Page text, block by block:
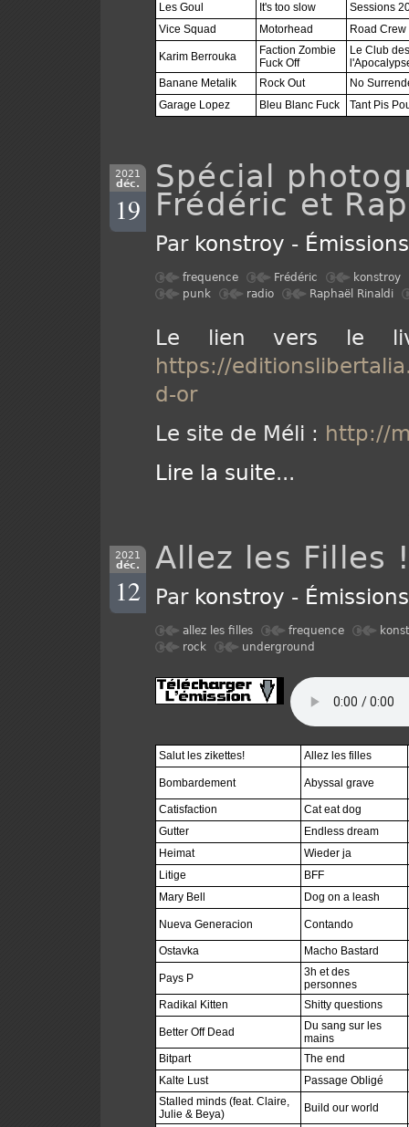
Les Goul It's too slow
Sessions
Vice Squad
Motorhead Road Crew
Karim Berrouka
Faction Zombie
Fuck Off
Le Club
Banane Metalik
Rock Out
No
Garage Lopez
Bleu Blanc Fuck Tant Pis
2021
déc.
19
Spécial
Frédéric et
Par konstroy -
frequence Frédéric
konstroy
punk
radio Raphaël Rinaldi
Le lien vers le
https://
d-or
Le site de Méli : http://
Lire la suite...
2021
déc.
12
Allez les Filles
Par konstroy -
allez les filles frequence
rock
underground
Salut les zikettes! Allez les filles
Bombardement Abyssal grave
Catisfaction
Cat eat dog
Gutter
Endless dream
Heimat
Wieder ja
Litige
BFF
Mary Bell
Dog on a leash
Nueva Generacion Contando
Ostavka Macho Bastard
Pays P
3h et des
personnes
Radikal Kitten
Shitty questions
Better Off Dead
Du sang sur les
mains
Bitpart
The end
Kalte Lust
Passage Obligé
Stalled minds (feat. Claire,
Julie & Beya)
Build our world